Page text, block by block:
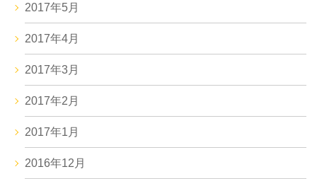
2017年5月
2017年4月
2017年3月
2017年2月
2017年1月
2016年12月